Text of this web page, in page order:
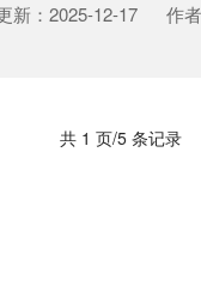
新：2025-12-17
作
共 1 页/5 条记录